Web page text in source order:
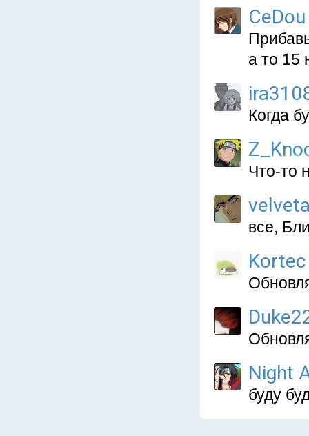
CeDou
а то 15
Когда
Что-то
все,
Kortec
Night
буду